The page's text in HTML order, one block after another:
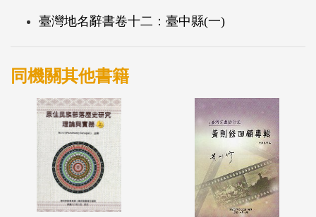
臺灣地名辭書卷十二：臺中縣(一)
同機關其他書籍